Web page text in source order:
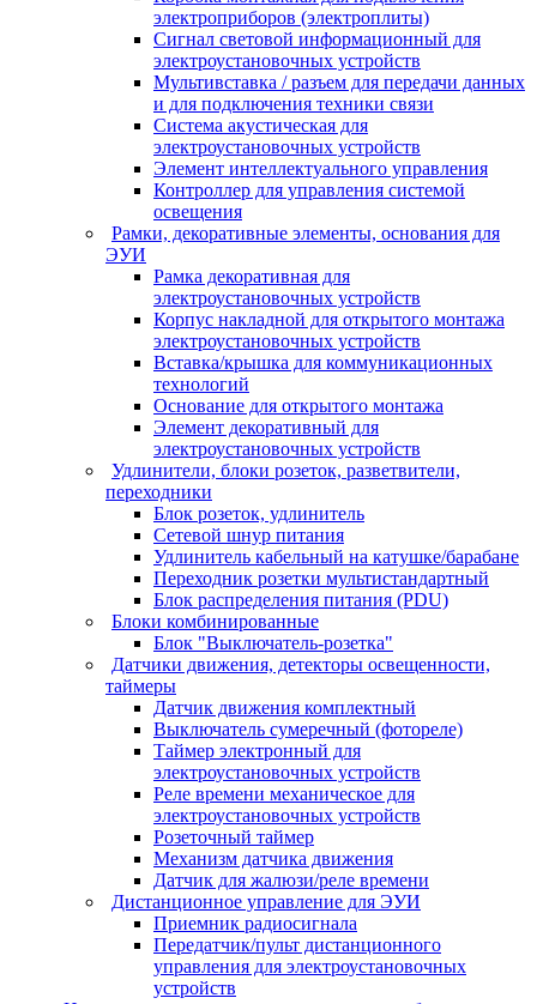
электроприборов (электроплиты)
Сигнал световой информационный для
электроустановочных устройств
Мультивставка / разъем для передачи данных
и для подключения техники связи
Система акустическая для
электроустановочных устройств
Элемент интеллектуального управления
Контроллер для управления системой
освещения
Рамки, декоративные элементы, основания для
ЭУИ
Рамка декоративная для
электроустановочных устройств
Корпус накладной для открытого монтажа
электроустановочных устройств
Вставка/крышка для коммуникационных
технологий
Основание для открытого монтажа
Элемент декоративный для
электроустановочных устройств
Удлинители, блоки розеток, разветвители,
переходники
Блок розеток, удлинитель
Сетевой шнур питания
Удлинитель кабельный на катушке/барабане
Переходник розетки мультистандартный
Блок распределения питания (PDU)
Блоки комбинированные
Блок "Выключатель-розетка"
Датчики движения, детекторы освещенности,
таймеры
Датчик движения комплектный
Выключатель сумеречный (фотореле)
Таймер электронный для
электроустановочных устройств
Реле времени механическое для
электроустановочных устройств
Розеточный таймер
Механизм датчика движения
Датчик для жалюзи/реле времени
Дистанционное управление для ЭУИ
Приемник радиосигнала
Передатчик/пульт дистанционного
управления для электроустановочных
устройств